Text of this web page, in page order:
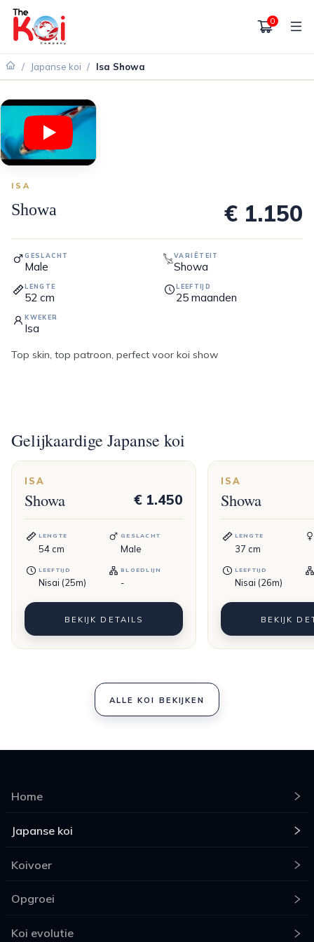
0
/ Japanse koi / Isa Showa
ISA
Showa € 1.150
GESLACHT
Male
VARIËTEIT
Showa
LENGTE
52 cm
LEEFTIJD
25 maanden
KWEKER
Isa
Top skin, top patroon, perfect voor koi show
Gelijkaardige Japanse koi
ISA
Showa € 1.450
LENGTE
54cm
GESLACHT
Male
LEEFTIJD
Nisai (25m)
BLOEDLIJN
-
BEKIJK DETAILS
ISA
Showa
LENGTE
37 cm
LEEFTIJD
Nisai (26m)
BEKIJK
ALLE KOI BEKIJKEN
Home
Japanse koi
Koivoer
Opgroei
Koi evolutie